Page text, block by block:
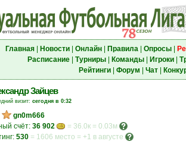
Главная| Новости| Онлайн| Правила| Опросы|
Расписание| Турниры| Команды| Игроки|
Рейтинги| Форум Чат|
Зайцев
визит: сегодня в 0:32
gn0m666
счёт: 36 902
= 36.0к = 0.03м
530 = 1606 место = +1 в августе